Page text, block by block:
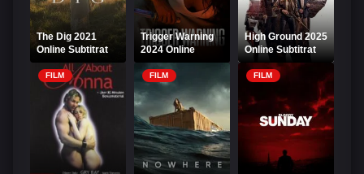
The Dig 2021
Online Subtitrat
Trigger Warning
2024 Online
Subtitrat
High Ground 2025
Online Subtitrat
FILM FILM FILM